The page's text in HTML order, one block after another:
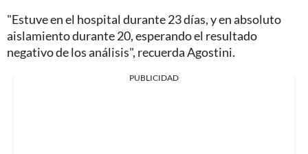
"Estuve en el hospital durante 23 días, y en absoluto
aislamiento durante 20, esperando el resultado
negativo de los análisis", recuerda Agostini.
PUBLICIDAD